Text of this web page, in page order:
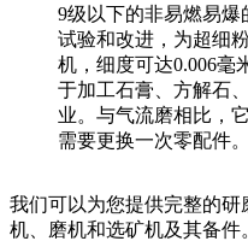
9级以下的非易燃易爆
试验和改进，为超细
机，细度可达0.006毫
于加工石膏、方解石
业。与气流磨相比，
需要更换一次零配件
我们可以为您提供完整的
机、磨机和选矿机及其备件